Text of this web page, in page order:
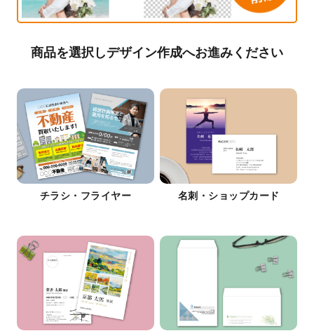
商品を選択しデザイン作成へお進みください
チラシ・フライヤー 名刺・ショップカード